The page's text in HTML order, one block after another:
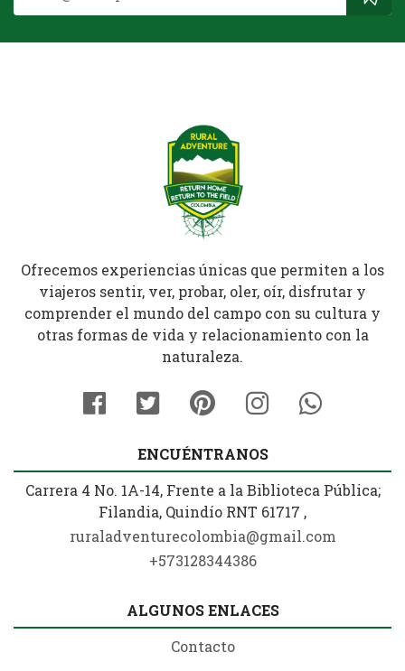
Ofrecemos experiencias únicas que permiten a los
viajeros sentir, ver, probar, oler, oír, disfrutar y
comprender el mundo del campo con su cultura y
otras formas de vida y relacionamiento con la
naturaleza.
ENCUÉNTRANOS
Carrera 4 No. 1A-14, Frente a la Biblioteca Pública;
Filandia, Quindío RNT 61717 ,
ruraladventurecolombia@gmail.com
+573128344386
ALGUNOS ENLACES
Contacto